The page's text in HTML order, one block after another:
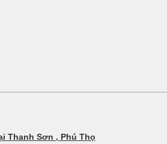
Thanh Sơn , Phú Thọ